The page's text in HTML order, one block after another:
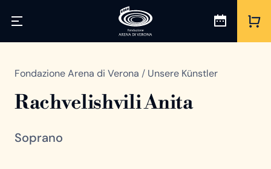
Fondazione Arena di Verona / Unsere Künstler
Rachvelishvili Anita
Soprano